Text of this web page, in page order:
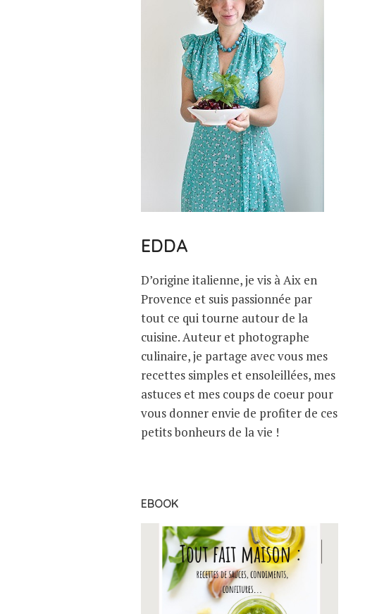
EDDA
D’origine italienne, je vis à Aix en
Provence et suis passionnée par
tout ce qui tourne autour de la
cuisine. Auteur et photographe
culinaire, je partage avec vous mes
recettes simples et ensoleillées, mes
astuces et mes coups de coeur pour
vous donner envie de profiter de ces
petits bonheurs de la vie !
EBOOK